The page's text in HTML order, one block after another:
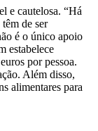
e cautelosa. “Há
de ser
é o único apoio
estabelece
por pessoa.
Além disso,
alimentares para